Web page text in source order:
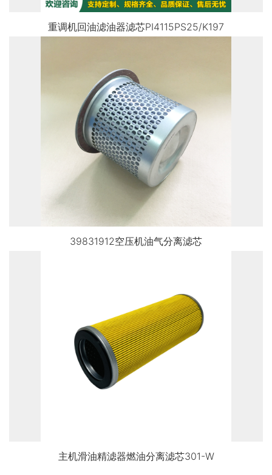
重调机回油滤油器滤芯PI4115PS25/K197
39831912空压机油气分离滤芯
主机滑油精滤器燃油分离滤芯301-W